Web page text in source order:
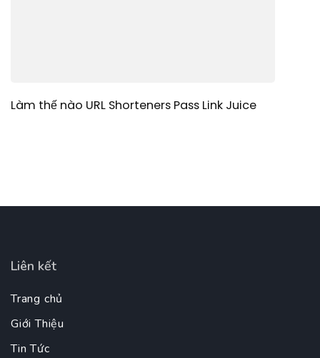
Làm thế nào URL Shorteners Pass Link Juice
Liên kết
Trang chủ
Giới Thiệu
Tin Tức